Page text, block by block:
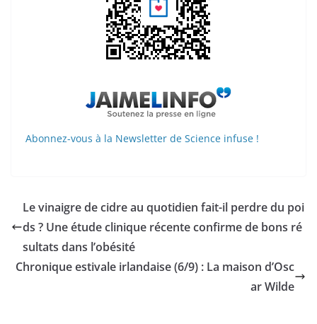
Abonnez-vous à la Newsletter de Science infuse !
Le vinaigre de cidre au quotidien fait-il perdre du poi
ds ? Une étude clinique récente confirme de bons ré
sultats dans l’obésité
Chronique estivale irlandaise (6/9) : La maison d’Osc
ar Wilde